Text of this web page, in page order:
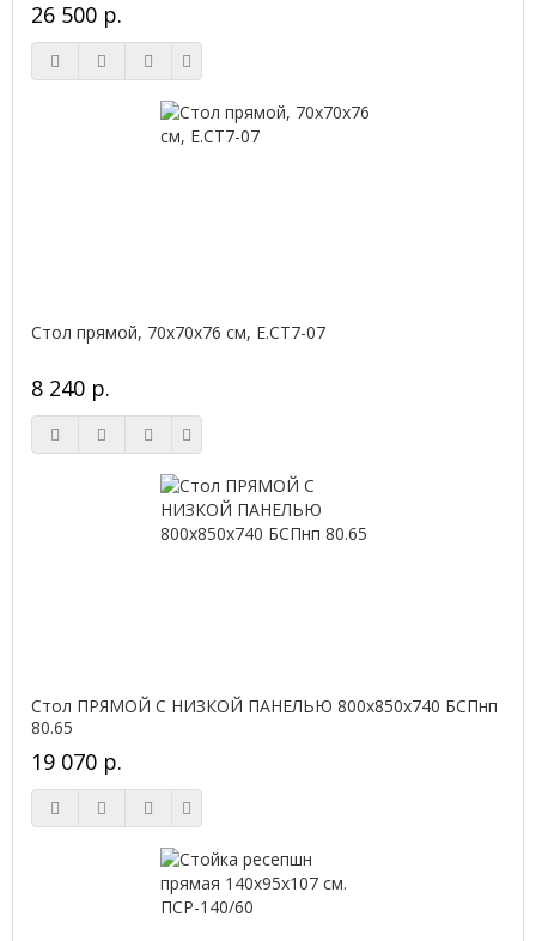
26 500 р.
Стол прямой, 70x70x76 см, Е.СТ7-07
8 240 р.
Стол ПРЯМОЙ С НИЗКОЙ ПАНЕЛЬЮ 800х850х740 БСПнп
80.65
19 070 р.